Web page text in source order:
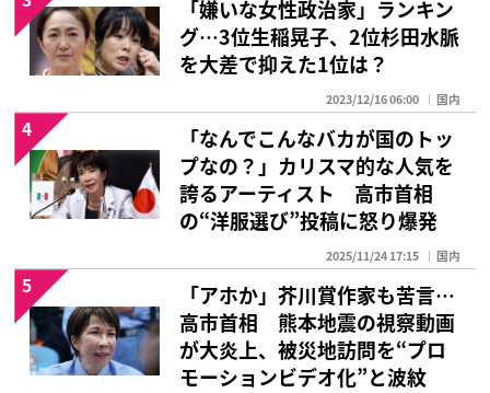
「嫌いな女性政治家」ランキン
グ…3位生稲晃子、2位杉田水脈
を大差で抑えた1位は？
2023/12/16 06:00 国内
「なんでこんなバカが国のトッ
プなの？」カリスマ的な人気を
誇るアーティスト 高市首相
の“洋服選び”投稿に怒り爆発
2025/11/24 17:15 国内
4
「アホか」芥川賞作家も苦言…
高市首相 熊本地震の視察動画
が大炎上、被災地訪問を“プロ
モーションビデオ化”と波紋
5